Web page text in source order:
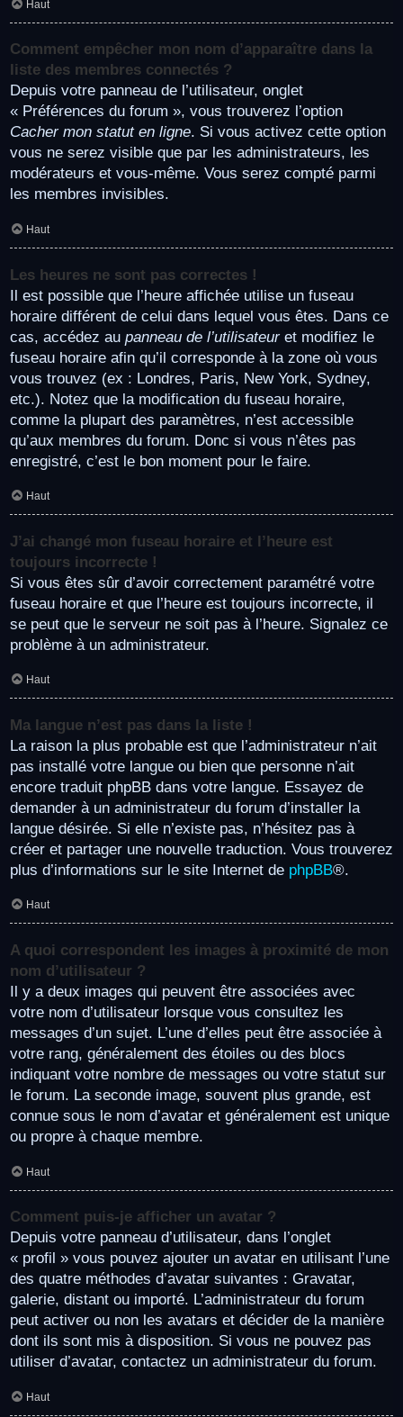
Haut
Comment empêcher mon nom d’apparaître dans la
liste des membres connectés ?
Depuis votre panneau de l’utilisateur, onglet
« Préférences du forum », vous trouverez l’option
Cacher mon statut en ligne. Si vous activez cette option
vous ne serez visible que par les administrateurs, les
modérateurs et vous-même. Vous serez compté parmi
les membres invisibles.
Haut
Les heures ne sont pas correctes !
Il est possible que l’heure affichée utilise un fuseau
horaire différent de celui dans lequel vous êtes. Dans ce
cas, accédez au panneau de l’utilisateuret modifiez le
fuseau horaire afin qu’il corresponde à la zone où vous
vous trouvez (ex : Londres, Paris, New York, Sydney,
etc.). Notez que la modification du fuseau horaire,
comme la plupart des paramètres, n’est accessible
qu’aux membres du forum. Donc si vous n’êtes pas
enregistré, c’est le bon moment pour le faire.
Haut
J’ai changé mon fuseau horaire et l’heure est
toujours incorrecte !
Si vous êtes sûr d’avoir correctement paramétré votre
fuseau horaire et que l’heure est toujours incorrecte, il
se peut que le serveur ne soit pas à l’heure. Signalez ce
problème à un administrateur.
Haut
Ma langue n’est pas dans la liste !
La raison la plus probable est que l’administrateur n’ait
pas installé votre langue ou bien que personne n’ait
encore traduit phpBB dans votre langue. Essayez de
demander à un administrateur du forum d’installer la
langue désirée. Si elle n’existe pas, n’hésitez pas à
créer et partager une nouvelle traduction. Vous trouverez
plus d’informations sur le site Internet de phpBB®.
Haut
A quoi correspondent les images à proximité de mon
nom d’utilisateur ?
Il y a deux images qui peuvent être associées avec
votre nom d’utilisateur lorsque vous consultez les
messages d’un sujet. L’une d’elles peut être associée à
votre rang, généralement des étoiles ou des blocs
indiquant votre nombre de messages ou votre statut sur
le forum. La seconde image, souvent plus grande, est
connue sous le nom d’avatar et généralement est unique
ou propre à chaque membre.
Haut
Comment puis-je afficher un avatar ?
Depuis votre panneau d’utilisateur, dans l’onglet
« profil » vous pouvez ajouter un avatar en utilisant l’une
des quatre méthodes d’avatar suivantes : Gravatar,
galerie, distant ou importé. L’administrateur du forum
peut activer ou non les avatars et décider de la manière
dont ils sont mis à disposition. Si vous ne pouvez pas
utiliser d’avatar, contactez un administrateur du forum.
Haut